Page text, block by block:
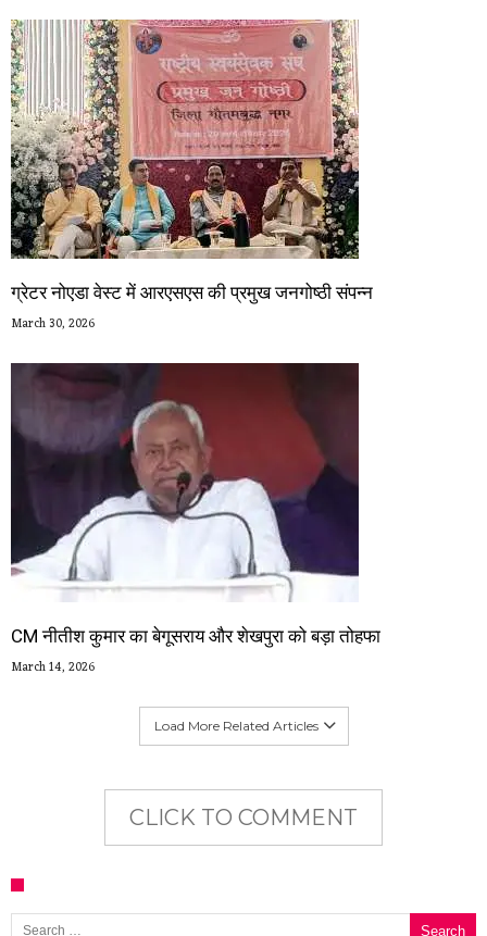
ग्रेटर नोएडा वेस्ट में आरएसएस की प्रमुख जनगोष्ठी संपन्न
March 30, 2026
CM नीतीश कुमार का बेगूसराय और शेखपुरा को बड़ा तोहफा
March 14, 2026
Load More Related Articles
CLICK TO COMMENT
Search for: